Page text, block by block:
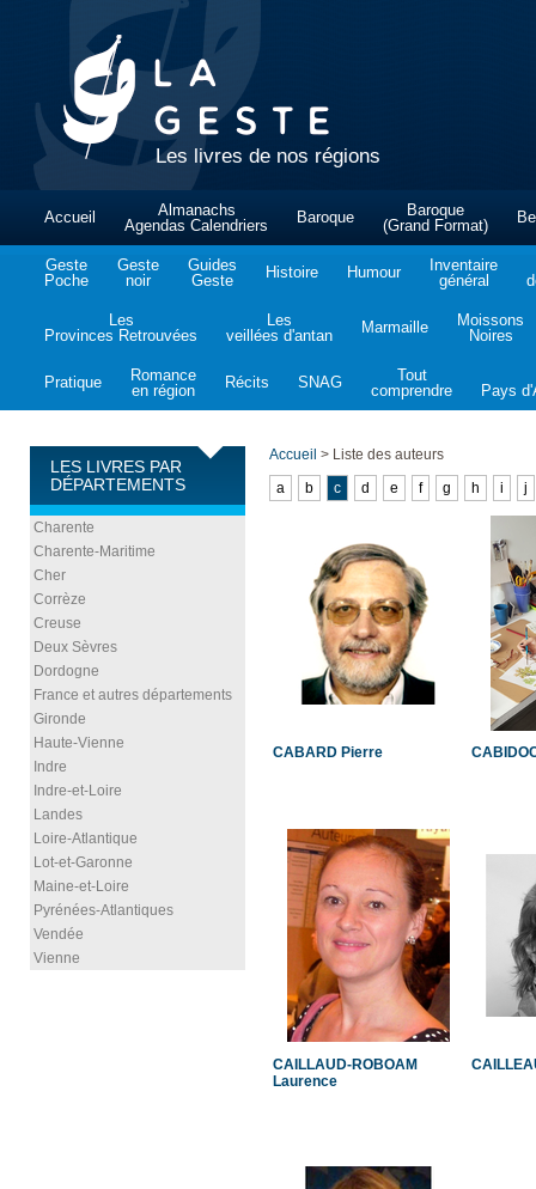
Les livres de nos régions
Accueil
Almanachs
Agendas Calendriers
Baroque
Baroque
(Grand Format)
Geste
Poche
Geste
noir
Guides
Geste
Histoire Humour
Inventaire
général
Les
Provinces Retrouvées
Les
veillées d'antan
Marmaille
Moissons
Noires
Pratique
Romance
en région
Récits SNAG
Tout
comprendre
Pays
LES LIVRES PAR
DÉPARTEMENTS
Charente
Charente-Maritime
Cher
Corrèze
Creuse
Deux Sèvres
Dordogne
France et autres départements
Gironde
Haute-Vienne
Indre
Indre-et-Loire
Landes
Loire-Atlantique
Lot-et-Garonne
Maine-et-Loire
Pyrénées-Atlantiques
Vendée
Vienne
Accueil > Liste des auteurs
a
b c d e f g h i j
CABARD Pierre
CAILLAUD-ROBOAM
Laurence